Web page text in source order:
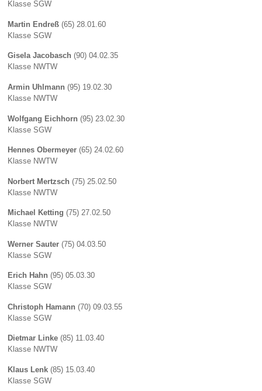
Klasse SGW
Martin Endreß (65) 28.01.60
Klasse SGW
Gisela Jacobasch (90) 04.02.35
Klasse NWTW
Armin Uhlmann (95) 19.02.30
Klasse NWTW
Wolfgang Eichhorn (95) 23.02.30
Klasse SGW
Hennes Obermeyer (65) 24.02.60
Klasse NWTW
Norbert Mertzsch (75) 25.02.50
Klasse NWTW
Michael Ketting (75) 27.02.50
Klasse NWTW
Werner Sauter (75) 04.03.50
Klasse SGW
Erich Hahn (95) 05.03.30
Klasse SGW
Christoph Hamann (70) 09.03.55
Klasse SGW
Dietmar Linke (85) 11.03.40
Klasse NWTW
Klaus Lenk (85) 15.03.40
Klasse SGW